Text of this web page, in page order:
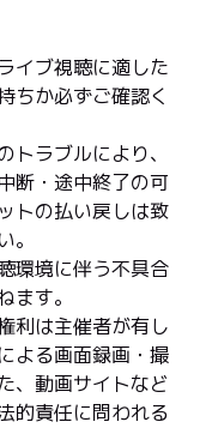
イブ視聴に適した
ちか必ずご確認く
ラブルにより、
断・途中終了の可
トの払い戻しは致
環境に伴う不具合
ます。
利は主催者が有し
よる画面録画・撮
、動画サイトなど
的責任に問われる